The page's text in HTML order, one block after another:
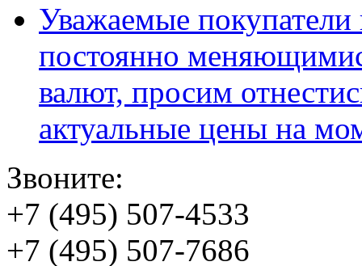
Уважаемые
постоянно
валют, просим
актуальные цены на
Звоните:
+7 (495) 507-4533
+7 (495) 507-7686